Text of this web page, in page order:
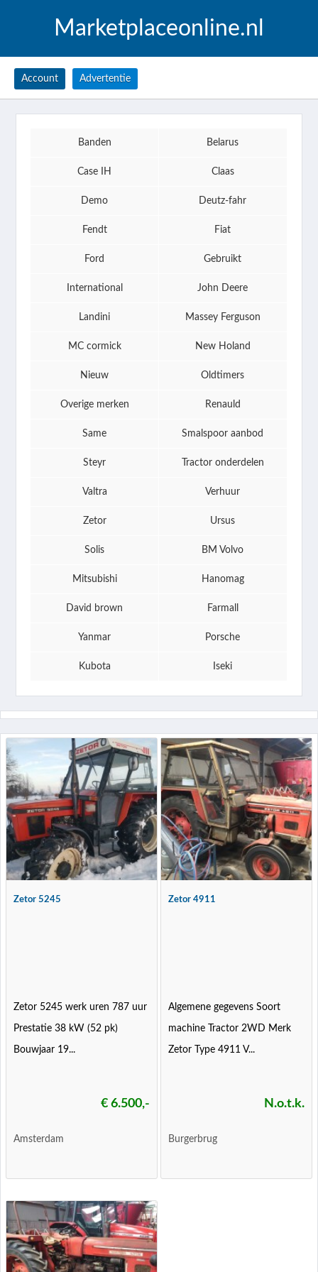
Marketplaceonline.nl
Account Advertentie
Banden Belarus
Case IH Claas
Demo Deutz-fahr
Fendt Fiat
Ford Gebruikt
International John Deere
Landini Massey Ferguson
MC cormick New Holand
Nieuw Oldtimers
Overige merken Renauld
Same Smalspoor aanbod
Steyr Tractor onderdelen
Valtra Verhuur
Zetor Ursus
Solis BM Volvo
Mitsubishi Hanomag
David brown Farmall
Yanmar Porsche
Kubota Iseki
Zetor 5245
Zetor 5245 werk uren 787 uur
Prestatie 38 kW (52 pk)
Bouwjaar 19...
€ 6.500,-
Amsterdam
Zetor 4911
Algemene gegevens Soort
machine Tractor 2WD Merk
Zetor Type 4911 V...
N.o.t.k.
Burgerbrug